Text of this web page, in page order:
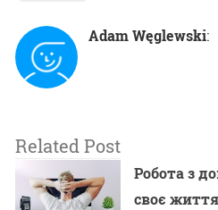
Adam Węglewski:
Related Post
Робота з
своє